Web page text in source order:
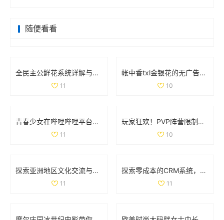
随便看看
全民主公鲜花系统详解与玩法技巧大盘点
11
帐中香txl金银花的无广告免费阅读体验全解析
10
青春少女在哔哩哔哩平台免费观看精彩内容的攻略
11
玩家狂欢！PVP阵营限制解除，部落与联盟可组队战斗
10
探索亚洲地区文化交流与学习的独特魅力与价值
11
探索零成本的CRM系统，助力企业轻松管理客户关系
11